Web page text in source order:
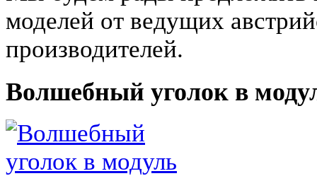
моделей от ведущих
производителей.
Волшебный уголок в